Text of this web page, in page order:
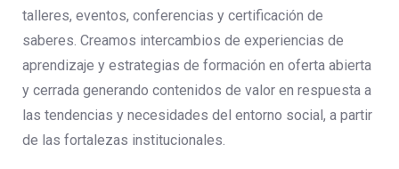
talleres, eventos, conferencias y certificación de
saberes. Creamos intercambios de experiencias de
aprendizaje y estrategias de formación en oferta abierta
y cerrada generando contenidos de valor en respuesta a
las tendencias y necesidades del entorno social, a partir
de las fortalezas institucionales.